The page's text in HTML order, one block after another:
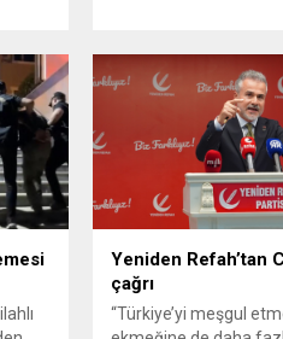
savunma sistemleri ve
vurmasına, İran
Bahreyn ve
askeri üslerini hedef
karşılık verdi. Tahran,
saldırısına anında
duyurdu....
Yeniden Refah’tan
çağrı
“Türkiye’yi meşgul